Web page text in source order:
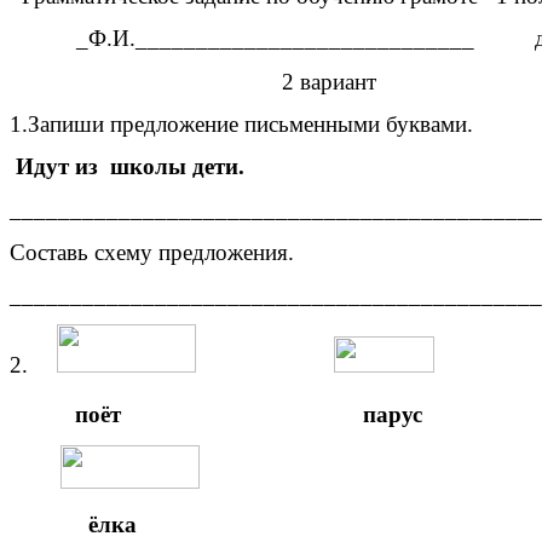
_Ф.И.____________________________
2 вариант
1.Запиши предложение письменными буквами.
Идут из школы дети.
Составь схему предложения.
2.
поёт парус
ёлка